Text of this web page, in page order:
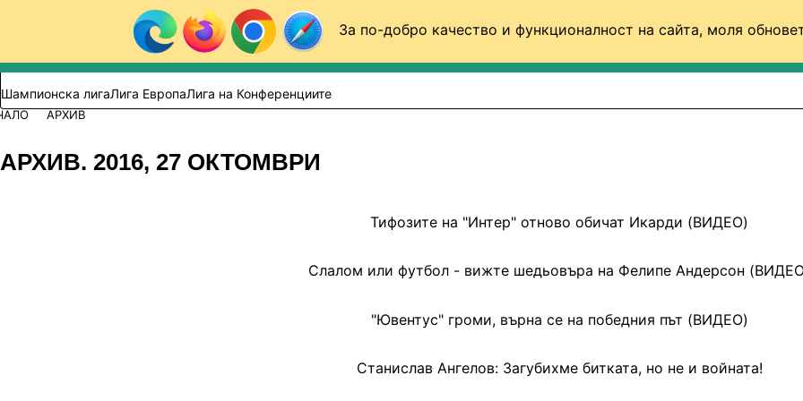
За по-добро качество и функционалност на сайта, моля
Към съдържанието
Търси в сайта
ВИДЕО ФУТБОЛ (БГ)
Шампионска лигаЛига ЕвропаЛига на Конференциите
АРХИВ
АРХИВ. 2016, 27 ОКТОМВРИ
Тифозите на "Интер" отново обичат Икарди (ВИДЕО)
Слалом или футбол - вижте шедьовъра на Фелипе Андерсон
"Ювентус" громи, върна се на победния път (ВИДЕО)
Станислав Ангелов: Загубихме битката, но не и войната!